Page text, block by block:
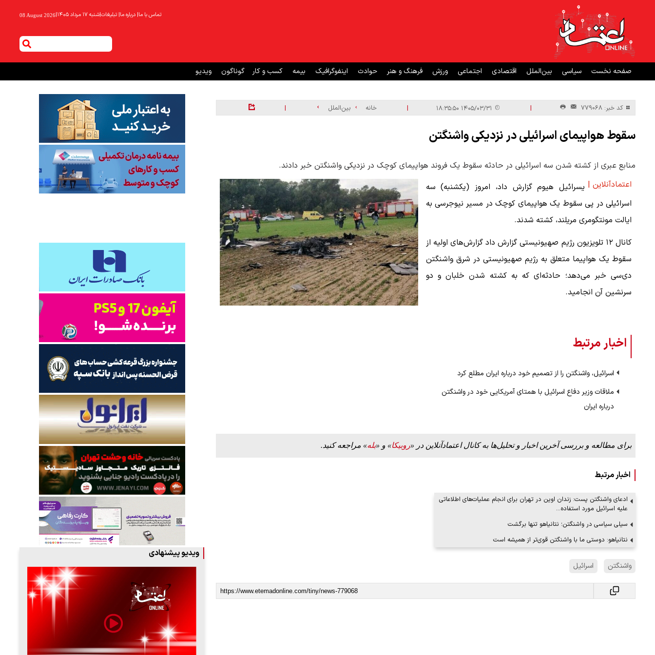
تماس با ما| درباره ما| تبلیغات|شنبه ۱۷ مرداد ۱۴۰۵ |
08 August 2026
صفحه نخست سیاسی بین‌الملل اقتصادی اجتماعی ورزش فرهنگ و هنر حوادث اینفوگرافیک بیمه کسب و کار گوناگون ویدیو
کد خبر: 779068 |
| خانه بین‌الملل |
سقوط هواپیمای اسرائیلی در نزدیکی واشنگتن
منابع عبری از کشته شدن سه اسرائیلی در حادثه سقوط یک فروند هواپیمای کوچک در نزدیکی واشنگتن خبر دادند.
اعتمادآنلاین | یسرائیل هیوم گزارش داد، امروز (یکشنبه) سه
اسرائیلی در پی سقوط یک هواپیمای کوچک در مسیر نیوجرسی به
ایالت مونتگومری مریلند، کشته شدند.
کانال ۱۲ تلویزیون رژیم صهیونیستی گزارش داد گزارش‌های اولیه از
سقوط یک هواپیما متعلق به رژیم صهیونیستی در شرق واشنگتن
دی‌سی خبر می‌دهد؛ حادثه‌ای که به کشته شدن خلبان و دو
سرنشین آن انجامید.
اخبار مرتبط
اسرائیل، واشنگتن را از تصمیم خود درباره ایران مطلع کرد
ملاقات وزیر دفاع اسرائیل با همتای آمریکایی خود در واشنگتن
درباره ایران
برای مطالعه و بررسی آخرین اخبار و تحلیل‌ها به کانال اعتمادآنلاین در «روبیکا» و «بله» مراجعه کنید.
اخبار مرتبط
ادعای واشنگتن پست: زندان اوین در تهران برای انجام عملیات‌های اطلاعاتی
علیه اسرائیل مورد استفاده…
سیلی سیاسی در واشنگتن؛ نتانیاهو تنها برگشت
نتانیاهو: دوستی ما با واشنگتن قوی‌تر از همیشه است
واشنگتن اسرائیل
ویدیو پیشنهادی